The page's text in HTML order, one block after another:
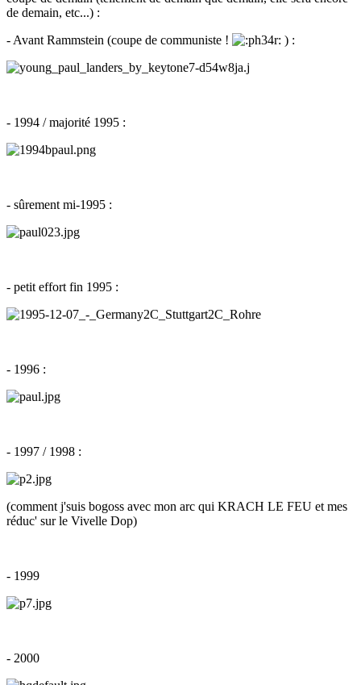
de demain, etc...) :
- Avant Rammstein (coupe de communiste !
) :
- 1994 / majorité 1995 :
- sûrement mi-1995 :
- petit effort fin 1995 :
- 1996 :
- 1997 / 1998 :
(comment j'suis bogoss avec mon arc qui KRACH LE FEU et mes
réduc' sur le Vivelle Dop)
- 1999
- 2000